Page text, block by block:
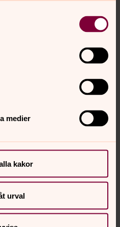
medier
kakor
urval
Stationsvägen,